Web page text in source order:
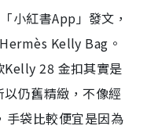
小紅書App」發文，
Kelly Bag。
Kelly 28 金扣其實是
仍舊精緻，不像經
手袋比較便宜是因為